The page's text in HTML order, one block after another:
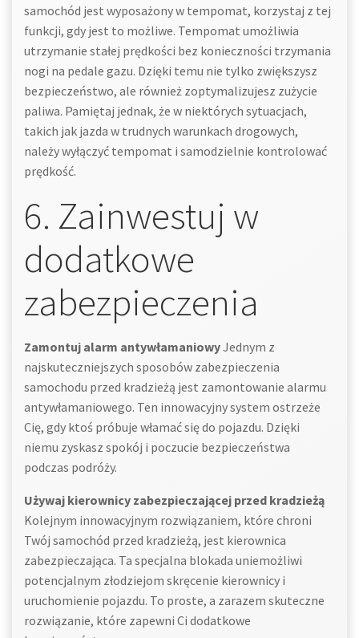
samochód jest wyposażony w tempomat, korzystaj z tej
funkcji, gdy jest to możliwe. Tempomat umożliwia
utrzymanie stałej prędkości bez konieczności trzymania
nogi na pedale gazu. Dzięki temu nie tylko zwiększysz
bezpieczeństwo, ale również zoptymalizujesz zużycie
paliwa. Pamiętaj jednak, że w niektórych sytuacjach,
takich jak jazda w trudnych warunkach drogowych,
należy wyłączyć tempomat i samodzielnie kontrolować
prędkość.
6. Zainwestuj w
dodatkowe
zabezpieczenia
Zamontuj alarm antywłamaniowyJednym z
najskuteczniejszych sposobów zabezpieczenia
samochodu przed kradzieżą jest zamontowanie alarmu
antywłamaniowego. Ten innowacyjny system ostrzeże
Cię, gdy ktoś próbuje włamać się do pojazdu. Dzięki
niemu zyskasz spokój i poczucie bezpieczeństwa
podczas podróży.
Używaj kierownicy zabezpieczającej przed kradzieżą
Kolejnym innowacyjnym rozwiązaniem, które chroni
Twój samochód przed kradzieżą, jest kierownica
zabezpieczająca. Ta specjalna blokada uniemożliwi
potencjalnym złodziejom skręcenie kierownicy i
uruchomienie pojazdu. To proste, a zarazem skuteczne
rozwiązanie, które zapewni Ci dodatkowe